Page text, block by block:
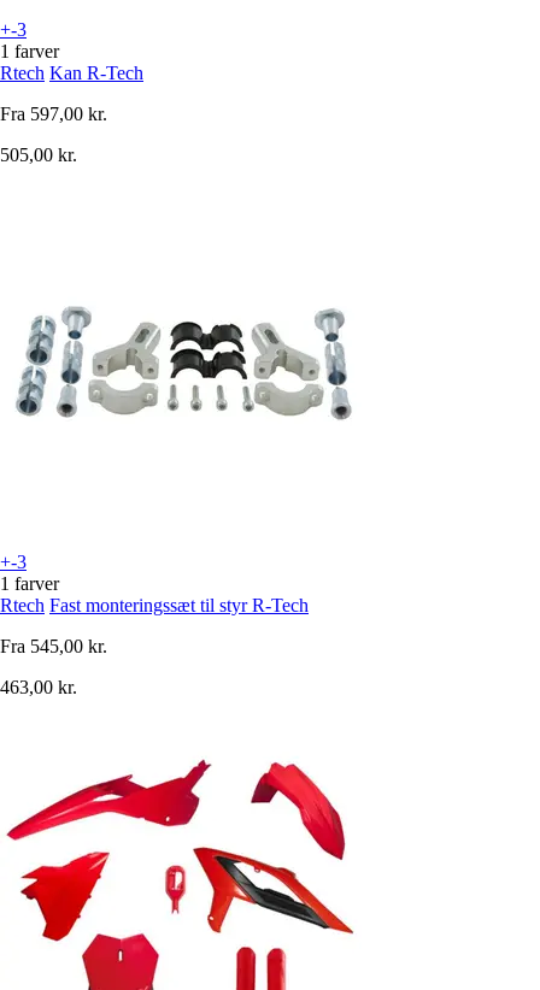
+-3
1 farver
Rtech Kan R-Tech
Fra 597,00 kr.
505,00 kr.
+-3
1 farver
Rtech Fast monteringssæt til styr R-Tech
Fra 545,00 kr.
463,00 kr.